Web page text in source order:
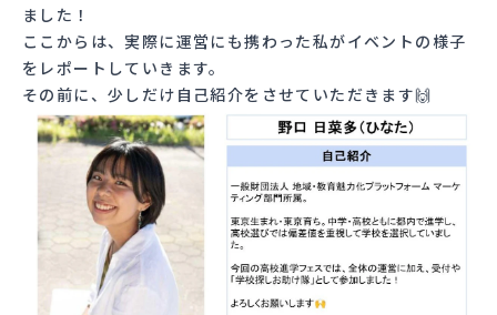
ました！
ここからは、実際に運営にも携わった私がイベントの様子
をレポートしていきます。
その前に、少しだけ自己紹介をさせていただきます🙌